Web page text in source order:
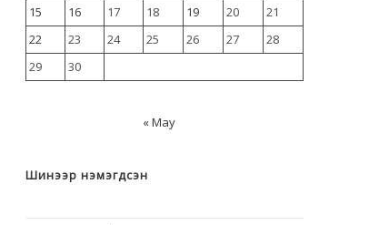
15
16 17 18 19 20
21
22
23 24 25 26 27
28
29
30
« May
Шинээр нэмэгдсэн